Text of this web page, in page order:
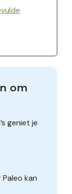
om
geniet je
kan